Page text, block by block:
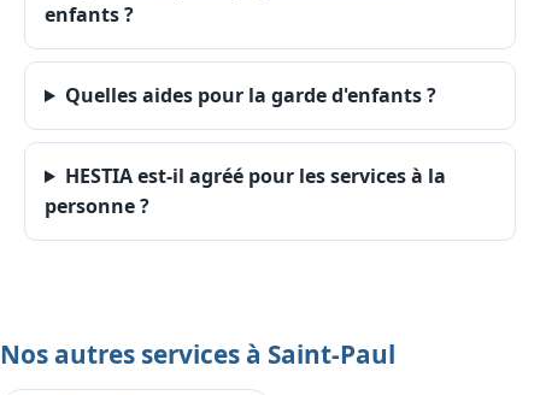
enfants ?
Quelles aides pour la garde d'enfants ?
HESTIA est-il agréé pour les services à la
personne ?
Nos autres services à Saint-Paul